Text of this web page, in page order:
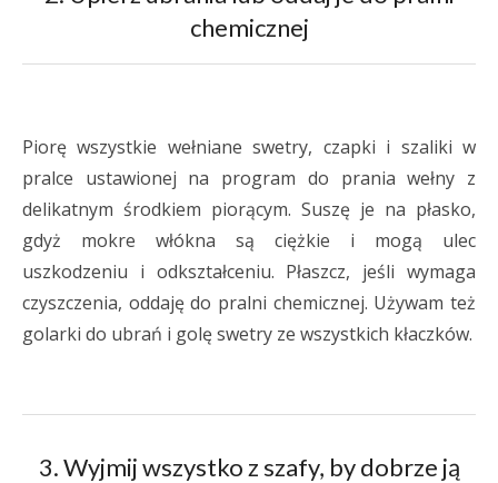
chemicznej
Piorę wszystkie wełniane swetry, czapki i szaliki w
pralce ustawionej na program do prania wełny z
delikatnym środkiem piorącym. Suszę je na płasko,
gdyż mokre włókna są ciężkie i mogą ulec
uszkodzeniu i odkształceniu. Płaszcz, jeśli wymaga
czyszczenia, oddaję do pralni chemicznej. Używam też
golarki do ubrań i golę swetry ze wszystkich kłaczków.
3. Wyjmij wszystko z szafy, by dobrze ją